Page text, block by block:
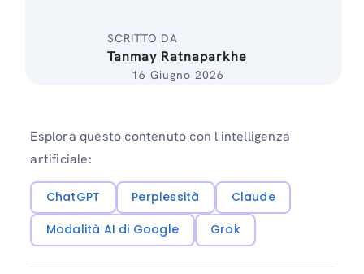
SCRITTO DA
Tanmay Ratnaparkhe
16 Giugno 2026
Esplora questo contenuto con l'intelligenza
artificiale:
ChatGPT Perplessità
Claude
Modalità AI di Google
Grok